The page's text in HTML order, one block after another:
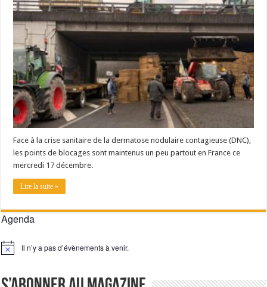
Un été fructueux pour Lactalis
Face à la crise sanitaire de la dermatose nodulaire contagieuse (DNC),
les points de blocages sont maintenus un peu partout en France ce
mercredi 17 décembre.
Lire la suite »
Agenda
Notice Il n’y a pas d’évènements à venir.